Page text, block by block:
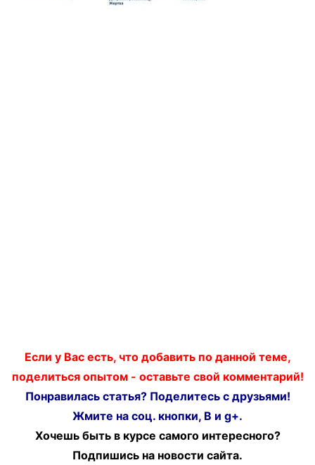
Если у Вас есть, что добавить по данной теме,
поделиться опытом - оставьте свой комментарий!
Понравилась статья? Поделитесь с друзьями!
Жмите на соц. кнопки, В и g+.
Хочешь быть в курсе самого интересного?
Подпишись на новости сайта.